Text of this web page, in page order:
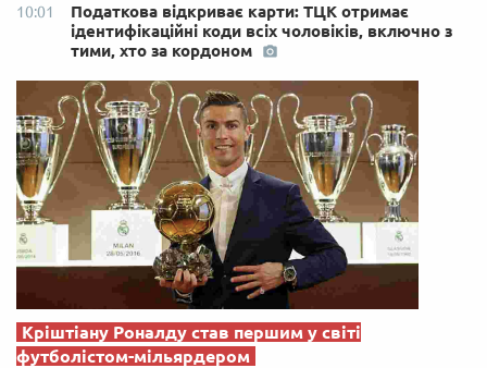
10:01
Податкова відкриває карти: ТЦК отримає
ідентифікаційні коди всіх чоловіків, включно з
тими, хто за кордоном
Кріштіану Роналду став першим у світі
футболістом-мільярдером